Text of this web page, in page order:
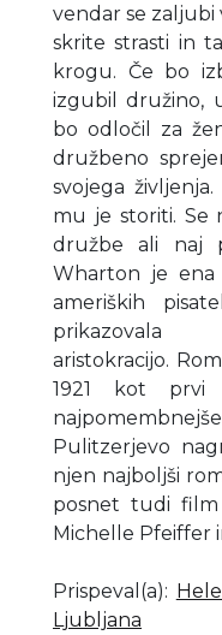
vendar se zaljubi
skrite strasti in
krogu. Če bo
izgubil družino,
bo odločil za
družbeno
svojega
mu je storiti. Se
družbe ali naj
Wharton je ena
ameriških
prikazovala
aristokracijo.
1921 kot prvi
Pulitzerjevo
njen najboljši
posnet tudi film
Michelle Pfeiffer
Prispeval(a):
Ljubljana